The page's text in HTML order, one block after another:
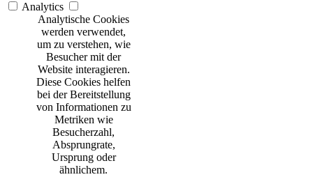
Analytics
Analytische Cookies
werden verwendet,
um zu verstehen, wie
Besucher mit der
Website interagieren.
Diese Cookies helfen
bei der Bereitstellung
von Informationen zu
Metriken wie
Besucherzahl,
Absprungrate,
Ursprung oder
ähnlichem.